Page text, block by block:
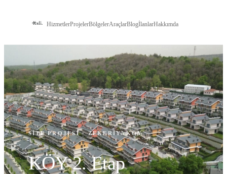
HizmetlerProjelerBölgelerAraçlarBlogİlanlarHakkımda
SITE PROJESI · ZEKERIYAKÖY
KÖY 2. Etap